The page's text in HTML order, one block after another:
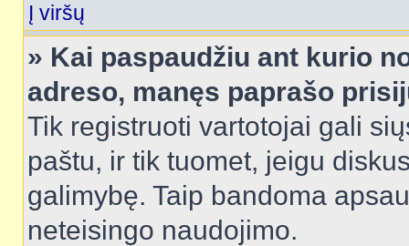
Į viršų
» Kai paspaudžiu ant kurio
adreso, manęs paprašo
Tik registruoti vartotojai gali
paštu, ir tik tuomet, jeigu
galimybę. Taip bandoma
neteisingo naudojimo.